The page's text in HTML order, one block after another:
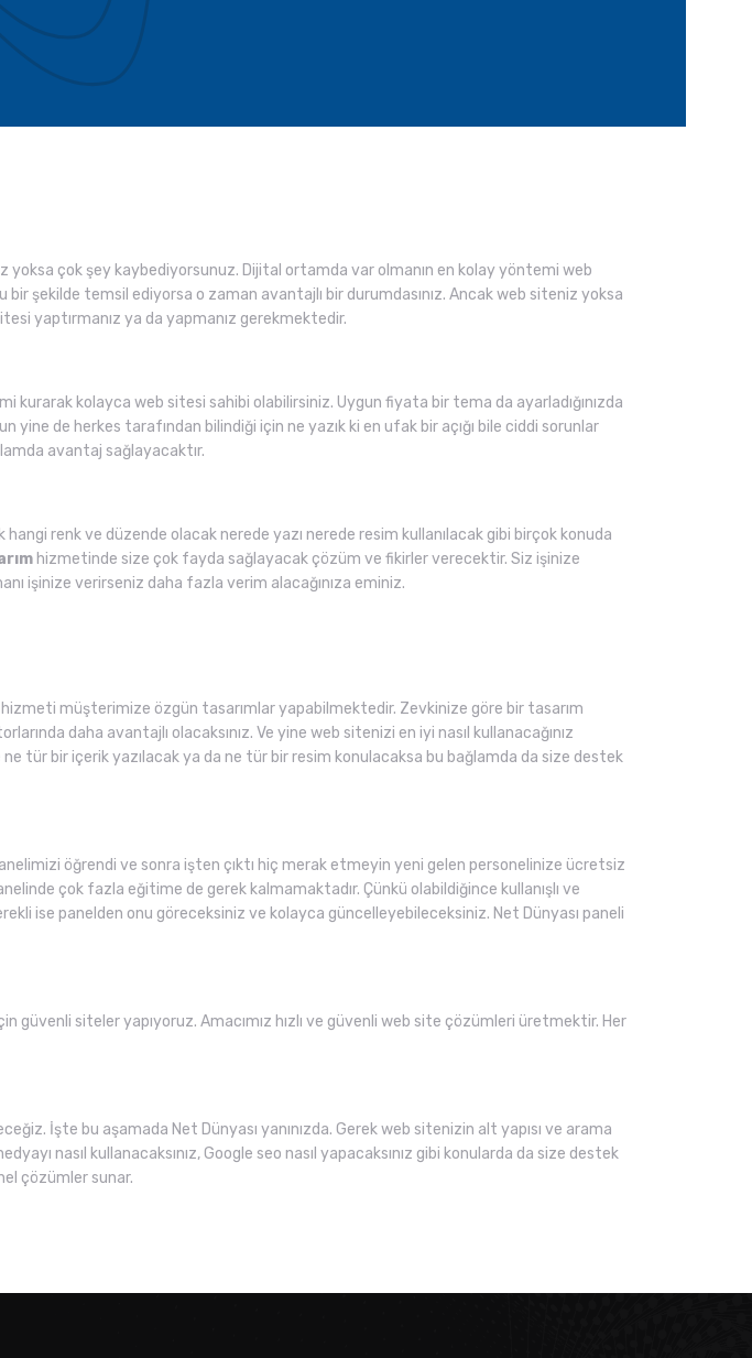
çok şey kaybediyorsunuz. Dijital ortamda var olmanın en kolay yöntemi web
bir şekilde temsil ediyorsa o zaman avantajlı bir durumdasınız. Ancak web siteniz yoksa
yaptırmanız ya da yapmanız gerekmektedir.
kolayca web sitesi sahibi olabilirsiniz. Uygun fiyata bir tema da ayarladığınızda
de herkes tarafından bilindiği için ne yazık ki en ufak bir açığı bile ciddi sorunlar
avantaj sağlayacaktır.
renk ve düzende olacak nerede yazı nerede resim kullanılacak gibi birçok konuda
hizmetinde size çok fayda sağlayacak çözüm ve fikirler verecektir. Siz işinize
işinize verirseniz daha fazla verim alacağınıza eminiz.
hizmeti müşterimize özgün tasarımlar yapabilmektedir. Zevkinize göre bir tasarım
daha avantajlı olacaksınız. Ve yine web sitenizi en iyi nasıl kullanacağınız
tür bir içerik yazılacak ya da ne tür bir resim konulacaksa bu bağlamda da size destek
öğrendi ve sonra işten çıktı hiç merak etmeyin yeni gelen personelinize ücretsiz
çok fazla eğitime de gerek kalmamaktadır. Çünkü olabildiğince kullanışlı ve
ise panelden onu göreceksiniz ve kolayca güncelleyebileceksiniz. Net Dünyası paneli
güvenli siteler yapıyoruz. Amacımız hızlı ve güvenli web site çözümleri üretmektir. Her
İşte bu aşamada Net Dünyası yanınızda. Gerek web sitenizin alt yapısı ve arama
nasıl kullanacaksınız, Google seo nasıl yapacaksınız gibi konularda da size destek
çözümler sunar.